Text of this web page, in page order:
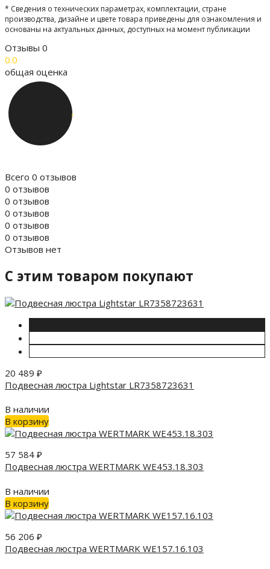
* Сведения о технических параметрах, комплектации, стране
производства, дизайне и цвете товара приведены для ознакомления и
основаны на актуальных данных, доступных на момент публикации
Отзывы 0
0.0
общая оценка
Всего 0 отзывов
0 отзывов
0 отзывов
0 отзывов
0 отзывов
0 отзывов
Отзывов нет
C этим товаром покупают
20 489 ₽
Подвесная люстра Lightstar LR7358723631
В наличии
В корзину
57 584 ₽
Подвесная люстра WERTMARK WE453.18.303
В наличии
В корзину
56 206 ₽
Подвесная люстра WERTMARK WE157.16.103